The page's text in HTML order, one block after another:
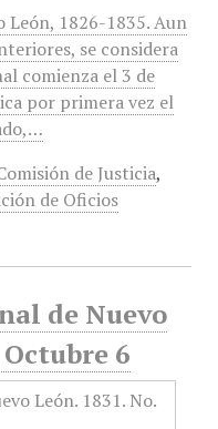
León, 1826-1835. Aun
se considera
comienza el 3 de
por primera vez el
de Justicia,
de Oficios
de Nuevo
6